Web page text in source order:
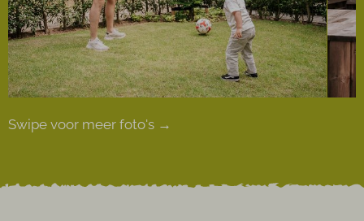
Swipe voor meer foto's →